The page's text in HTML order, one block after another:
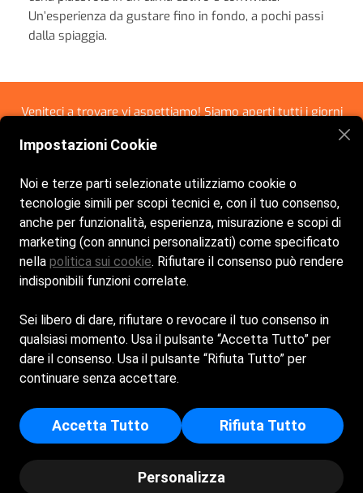
Un’esperienza da gustare fino in fondo, a pochi passi
dalla spiaggia.
Veniteci a trovare vi aspettiamo! Siamo aperti tutti i giorni
Home La spiaggia Bar e Ristorante Eventi Contatti
BAGNI NILO DI L. VENTURINO E C. S.A.S. - Sede Legale:
Iscritta al registro delle imprese di Savona - p.i/c.f:
01569330093 - Numero REA: SV - 157845
© Copyright - Bagni Nilo | Powered by
Privacy
Impostazioni Cookie
Noi e terze parti selezionate utilizziamo cookie o
tecnologie simili per scopi tecnici e, con il tuo consenso,
anche per funzionalità, esperienza, misurazione e scopi di
marketing (con annunci personalizzati) come specificato
nella politica sui cookie. Rifiutare il consenso può rendere
indisponibili funzioni correlate.
Sei libero di dare, rifiutare o revocare il tuo consenso in
qualsiasi momento. Usa il pulsante “Accetta Tutto” per
dare il consenso. Usa il pulsante “Rifiuta Tutto” per
continuare senza accettare.
Accetta Tutto Rifiuta Tutto
Personalizza